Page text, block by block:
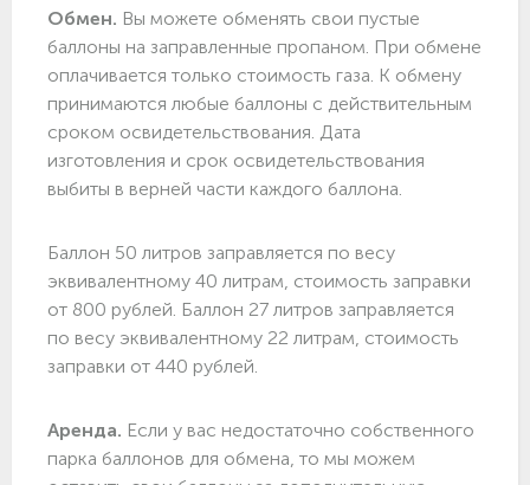
Обмен. Вы можете обменять свои пустые
баллоны на заправленные пропаном. При обмене
оплачивается только стоимость газа. К обмену
принимаются любые баллоны с действительным
сроком освидетельствования. Дата
изготовления и срок освидетельствования
выбиты в верней части каждого баллона.
Баллон 50 литров заправляется по весу
эквивалентному 40 литрам, стоимость заправки
от 800 рублей. Баллон 27 литров заправляется
по весу эквивалентному 22 литрам, стоимость
заправки от 440 рублей.
Аренда. Если у вас недостаточно собственного
парка баллонов для обмена, то мы можем